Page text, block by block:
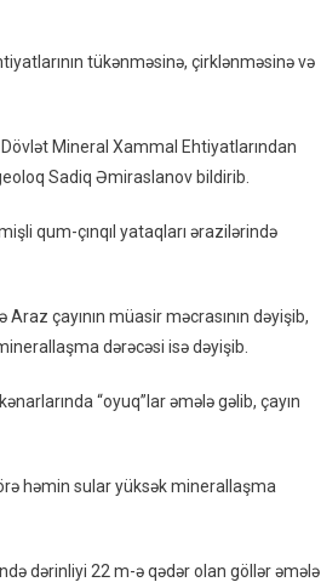
tükənməsinə, çirklənməsinə və
Mineral Xammal Ehtiyatlarından
Sadiq Əmiraslanov bildirib.
qum-çınqıl yataqları ərazilərində
çayının müasir məcrasının dəyişib,
dərəcəsi isə dəyişib.
“oyuq”lar əmələ gəlib, çayın
həmin sular yüksək minerallaşma
dərinliyi 22 m-ə qədər olan göllər əmələ